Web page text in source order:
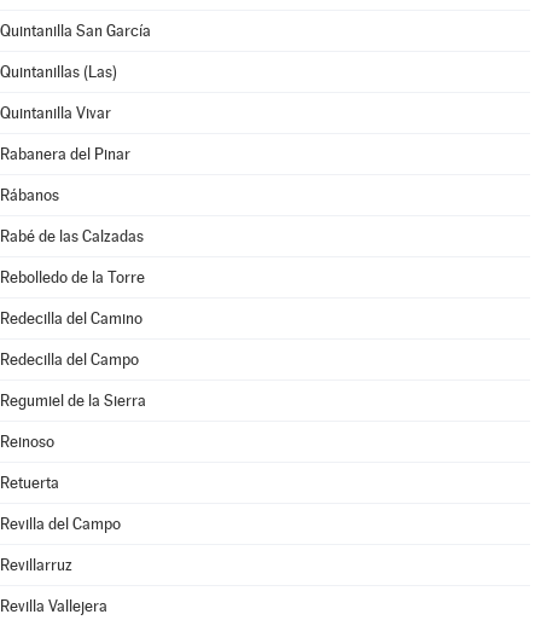
Quintanilla San García
Quintanillas (Las)
Quintanilla Vivar
Rabanera del Pinar
Rábanos
Rabé de las Calzadas
Rebolledo de la Torre
Redecilla del Camino
Redecilla del Campo
Regumiel de la Sierra
Reinoso
Retuerta
Revilla del Campo
Revillarruz
Revilla Vallejera